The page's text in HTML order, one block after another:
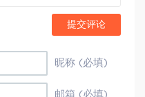
提交评论
昵称 (必填)
邮箱 (必填)